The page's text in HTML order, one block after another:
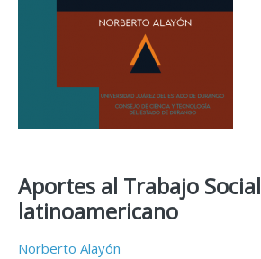
Aportes al Trabajo Social
latinoamericano
Norberto Alayón